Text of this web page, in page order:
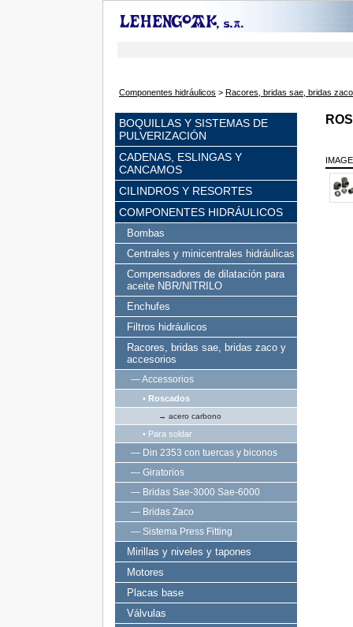
Componentes hidráulicos > Racores, bridas sae, bridas
BOQUILLAS Y SISTEMAS DE
PULVERIZACIÓN
CADENAS, ESLINGAS Y
CANCAMOS
CILINDROS Y RESORTES
COMPONENTES HIDRÁULICOS
Bombas
Centrales y minicentrales hidráulicas
Compensadores de dilatación para
aceite NBR/NITRILO
Enchufes
Filtros hidráulicos
Racores, bridas sae, bridas zaco y
accesorios
— Accessorios
• Roscados
→ acero carbono
• Para soldar
— Din 2353 con tuercas y biconos
— Giratorios
— Bridas Sae-3000 Sae-6000
— Bridas Zaco
— Sistema Press Fitting
Mirillas y niveles y tapones
Motores
Placas base
Válvulas